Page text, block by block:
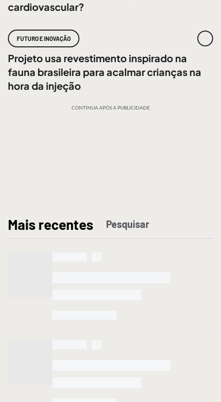
cardiovascular?
FUTURO E INOVAÇÃO
Projeto usa revestimento inspirado na
fauna brasileira para acalmar crianças na
hora da injeção
CONTINUA APÓS A PUBLICIDADE
Mais recentes